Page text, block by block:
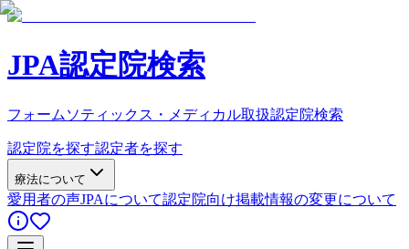
JPA認定院検索
フォームソティックス・メディカル取扱認定院検索
認定院を探す認定者を探す
療法について
愛用者の声JPAについて認定院向け掲載情報の変更について